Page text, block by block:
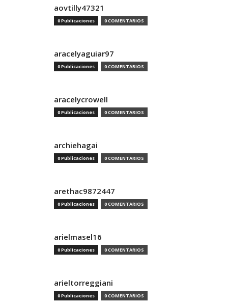
aovtilly47321
0 Publicaciones 0 COMENTARIOS
aracelyaguiar97
0 Publicaciones 0 COMENTARIOS
aracelycrowell
0 Publicaciones 0 COMENTARIOS
archiehagai
0 Publicaciones 0 COMENTARIOS
arethac9872447
0 Publicaciones 0 COMENTARIOS
arielmasel16
0 Publicaciones 0 COMENTARIOS
arieltorreggiani
0 Publicaciones 0 COMENTARIOS